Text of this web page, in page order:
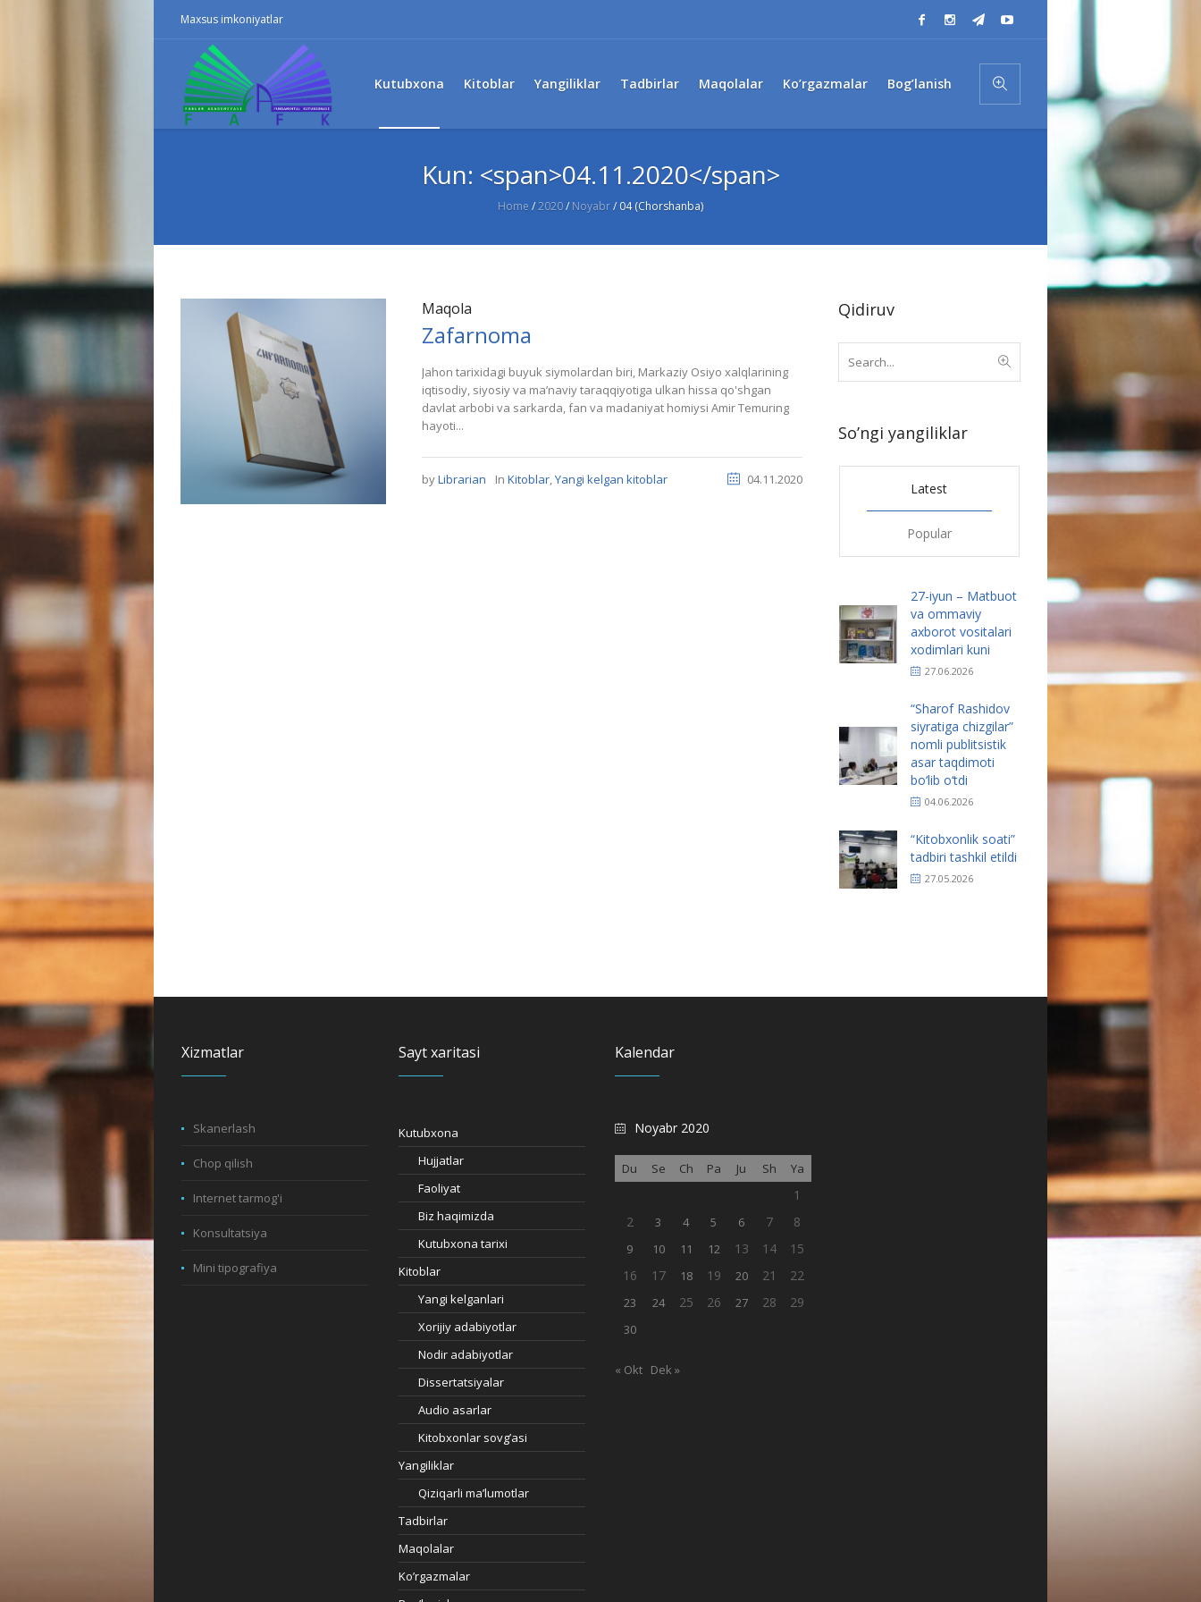
Maxsus imkoniyatlar
Kutubxona Kitoblar Yangiliklar Tadbirlar Maqolalar Ko’rgazmalar Bog’lanish
Kun: <span>04.11.2020</span>
Home /2020/ Noyabr/ 04 (Chorshanba)
Maqola
Zafarnoma
Jahon tarixidagi buyuk siymolardan biri, Markaziy Osiyo xalqlarining
iqtisodiy, siyosiy va ma’naviy taraqqiyotiga ulkan hissa qo'shgan
davlat arbobi va sarkarda, fan va madaniyat homiysi Amir Temuring
hayoti...
04.11.2020
byLibrarian In Kitoblar,Yangi kelgan kitoblar
Qidiruv
So’ngi yangiliklar
Latest
Popular
27-iyun – Matbuot
va ommaviy
axborot vositalari
xodimlari kuni
27.06.2026
“Sharof Rashidov
siyratiga chizgilar”
nomli publitsistik
asar taqdimoti
bo‘lib o‘tdi
04.06.2026
“Kitobxonlik soati”
tadbiri tashkil etildi
27.05.2026
Xizmatlar
Skanerlash
Chop qilish
Internet tarmog'i
Konsultatsiya
Mini tipografiya
Sayt xaritasi
Kutubxona
Hujjatlar
Faoliyat
Biz haqimizda
Kutubxona tarixi
Kitoblar
Yangi kelganlari
Xorijiy adabiyotlar
Nodir adabiyotlar
Dissertatsiyalar
Audio asarlar
Kitobxonlar sovg’asi
Yangiliklar
Qiziqarli ma’lumotlar
Tadbirlar
Maqolalar
Ko’rgazmalar
Kalendar
Noyabr 2020
Du Se Ch Pa Ju Sh Ya
1
2
3 4 5 6 7 8
9 10 11 12 13 14
15
16
17 18 19 20 21 22
23 24 25 26 27 28 29
30
« Okt Dek »